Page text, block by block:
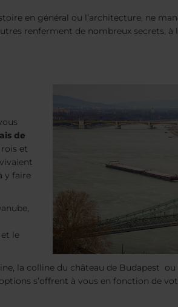
en général ou l’architecture, ne
renferment de nombreux secrets, à
de
et
y faire
le
la colline du château de Budapest
s’offrent à vous en fonction de